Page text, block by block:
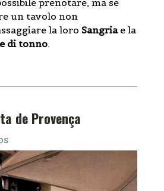
un tavolo non
la loro Sangriae la
di tonno.
de Provença